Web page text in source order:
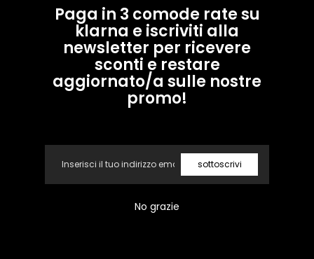
Paga in 3 comode rate su
klarna e iscriviti alla
newsletter per ricevere
sconti e restare
aggiornato/a sulle nostre
promo!
Email
sottoscrivi
No grazie
Soreca
Moda
Instagram
Link veloci